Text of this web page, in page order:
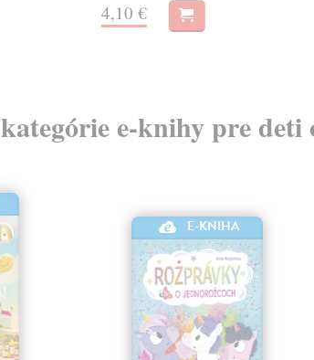
4,10 €
e-knihy pre deti
E-KNIHA